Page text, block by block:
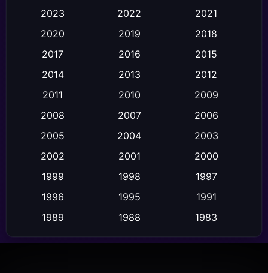
Comedy ตลก (119)
Comedy ตลก
Crime อาชญากรรม (111)
Crime อาชญากรรม
Culture
Dance เต้น
2023
2022
2021
2020
2019
2018
2017
2016
2015
2014
2013
2012
2011
2010
2009
2008
2007
2006
2005
2004
2003
2002
2001
2000
1999
1998
1997
1996
1995
1991
1989
1988
1983
1982
1971
1962